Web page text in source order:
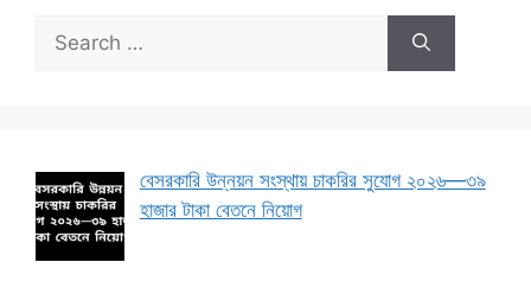
for:
বেসরকারি উন্নয়ন সংস্থায় চাকরির সুযোগ ২০২৬—৩৯
হাজার টাকা বেতনে নিয়োগ